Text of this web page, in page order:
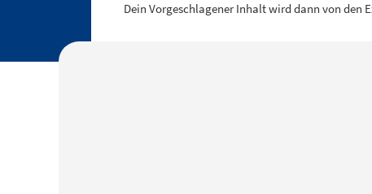
Dein Vorgeschlagener Inhalt wird dann von den